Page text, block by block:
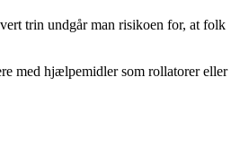
trin undgår man risikoen for, at folk
med hjælpemidler som rollatorer eller